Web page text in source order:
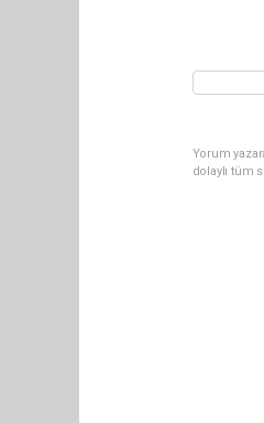
Yorum
dolaylı tüm